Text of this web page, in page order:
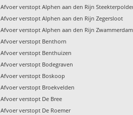
Afvoer verstopt Alphen aan den Rijn
Afvoer verstopt Alphen aan den Rijn Zegersloot
Afvoer verstopt Alphen aan den Rijn Zwammerdam
Afvoer verstopt Benthorn
Afvoer verstopt Benthuizen
Afvoer verstopt Bodegraven
Afvoer verstopt Boskoop
Afvoer verstopt Broekvelden
Afvoer verstopt De Bree
Afvoer verstopt De Roemer